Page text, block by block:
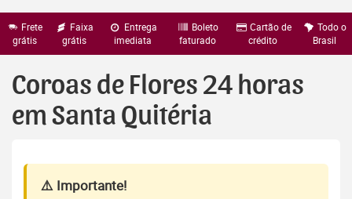
Frete
grátis
Faixa
grátis
Entrega
imediata
Boleto
faturado
Cartão de
crédito
Todo o
Brasil
Coroas de Flores 24 horas
em Santa Quitéria
⚠️ Importante!